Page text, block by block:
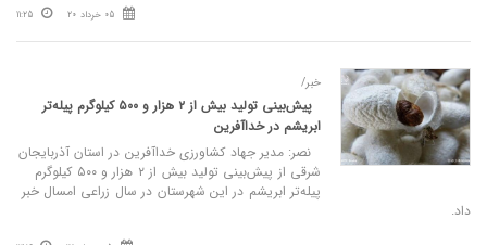
05 خرداد 20 11:25
خبر/
پیش‌بینی تولید بیش از ۲ هزار و ۵۰۰ کیلوگرم پیله‌تر
ابریشم در خداآفرین
نصر: مدیر جهاد کشاورزی خداآفرین در استان آذربایجان
شرقی از پیش‌بینی تولید بیش از ۲ هزار و ۵۰۰ کیلوگرم
پیله‌تر ابریشم در این شهرستان در سال زراعی امسال خبر
داد.